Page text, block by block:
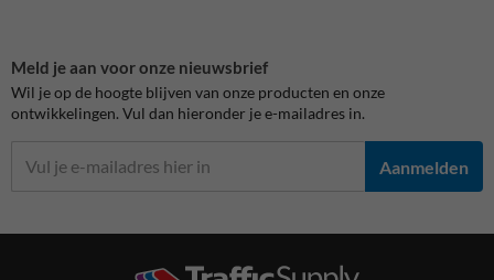
Meld je aan voor onze nieuwsbrief
Wil je op de hoogte blijven van onze producten en onze
ontwikkelingen. Vul dan hieronder je e-mailadres in.
Aanmelden